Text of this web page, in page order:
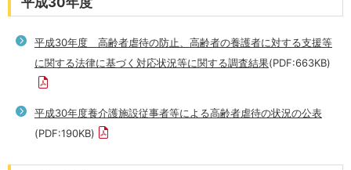
平成30年度 高齢者虐待の防止、高齢者の養護者に対する支援等
に関する法律に基づく対応状況等に関する調査結果(PDF:663KB)
平成30年度養介護施設従事者等による高齢者虐待の状況の公表
(PDF:190KB)